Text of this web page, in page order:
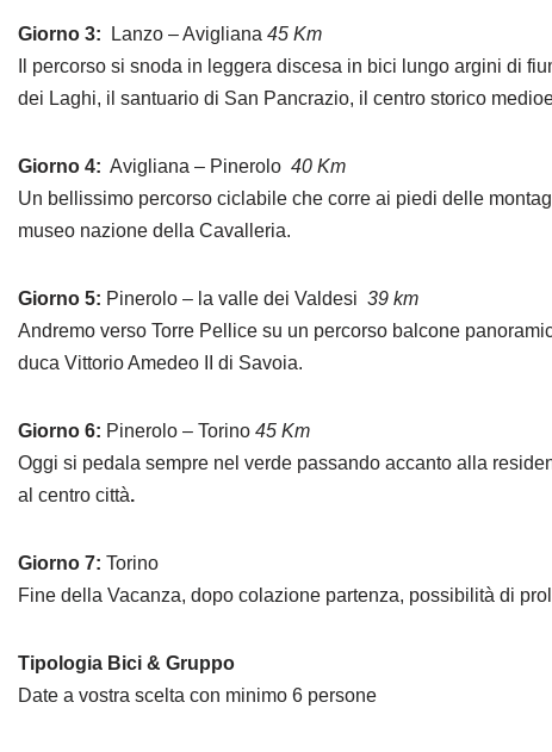
Giorno 3: Lanzo – Avigliana 45 Km
Il percorso si snoda in leggera discesa in bici lungo argini di
dei Laghi, il santuario di San Pancrazio, il centro storico
Giorno 4: Avigliana – Pinerolo 40 Km
Un bellissimo percorso ciclabile che corre ai piedi delle
museo nazione della Cavalleria.
Giorno 5: Pinerolo – la valle dei Valdesi 39 km
Andremo verso Torre Pellice su un percorso balcone
duca Vittorio Amedeo II di Savoia.
Giorno 6: Pinerolo – Torino 45 Km
Oggi si pedala sempre nel verde passando accanto alla
al centro città.
Giorno 7: Torino
Fine della Vacanza, dopo colazione partenza, possibilità di
Tipologia Bici & Gruppo
Date a vostra scelta con minimo 6 persone